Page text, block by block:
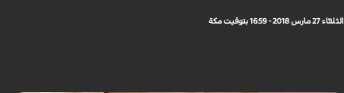
الثلاثاء 27 مارس 2018 - 16:59 بتوقيت مكة